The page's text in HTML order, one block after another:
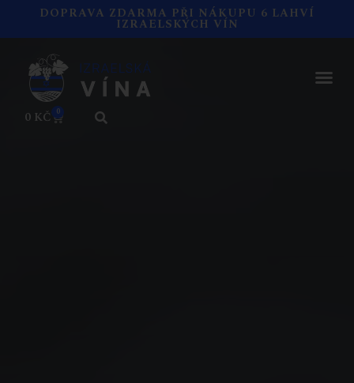
DOPRAVA ZDARMA PŘI NÁKUPU 6 LAHVÍ
IZRAELSKÝCH VÍN
0 KČ 0